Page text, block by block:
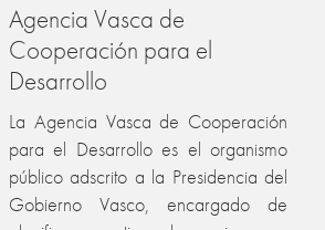
Agencia Vasca de
Cooperación para el
Desarrollo
La Agencia Vasca de Cooperación
para el Desarrollo es el organismo
público adscrito a la Presidencia del
Gobierno Vasco, encargado de